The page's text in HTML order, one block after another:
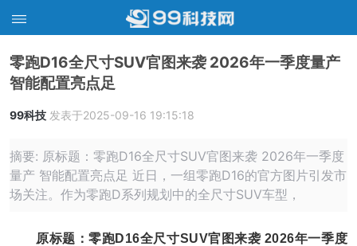
零跑D16全尺寸SUV官图来袭 2026年一季度量产
智能配置亮点足
99科技 发表于2025-09-16 19:15:18
摘要: 原标题：零跑D16全尺寸SUV官图来袭 2026年一季度
量产 智能配置亮点足 近日，一组零跑D16的官方图片引发市
场关注。作为零跑D系列规划中的全尺寸SUV车型，
原标题：零跑D16全尺寸SUV官图来袭 2026年一季度